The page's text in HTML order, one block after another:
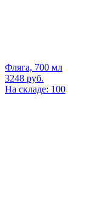
Фляга, 700 мл
3248 руб.
На складе: 100